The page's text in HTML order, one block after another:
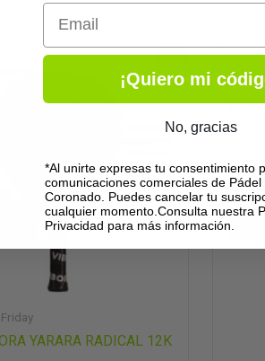
YARARA RADICAL 12K
El
es:
Palas
Email
¡Quiero mi
No, gracias
*Al unirte expresas tu consentimiento
comunicaciones comerciales de Pádel
Coronado. Puedes cancelar tu
cualquier momento.Consulta nuestra
Privacidad para más información.